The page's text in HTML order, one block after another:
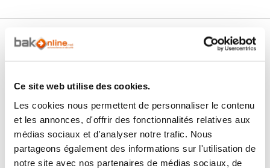
Ce site web utilise des cookies.
Les cookies nous permettent de personnaliser le contenu
et les annonces, d'offrir des fonctionnalités relatives aux
médias sociaux et d'analyser notre trafic. Nous
partageons également des informations sur l'utilisation de
notre site avec nos partenaires de médias sociaux, de
Nos services
Livraison
24/72H
SAV & Retours
Garanties